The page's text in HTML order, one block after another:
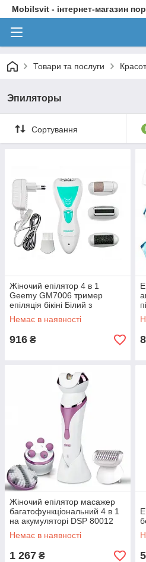
Mobilsvit - інтернет-магазин
Товари та послуги
Эпиляторы
Сортування
Жіночий епілятор 4 в 1
Geemy GM7006 тример
епіляція бікіні Білий з
бірюзовим
Немає в наявності
916 ₴
Жіночий епілятор масажер
багатофункціональний 4 в 1
на акумуляторі DSP 80012
Немає в наявності
1 267 ₴